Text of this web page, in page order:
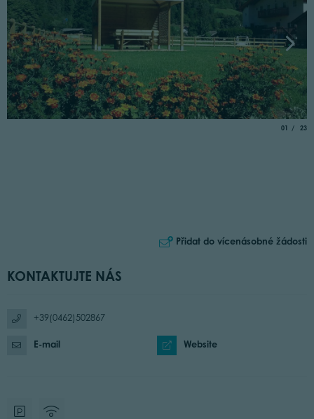
01 of
23
Přidat do vícenásobné žádosti
KONTAKTUJTE NÁS
+39(0462)502867
E-mail Website